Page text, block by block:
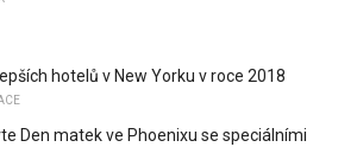
hotelů v New Yorku v roce 2018
Den matek ve Phoenixu se speciálními